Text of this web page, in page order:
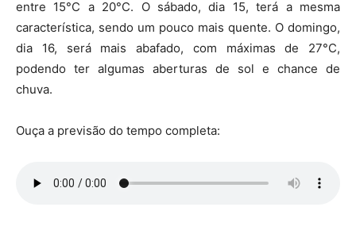
entre 15°C a 20°C. O sábado, dia 15, terá a mesma
característica, sendo um pouco mais quente. O domingo,
dia 16, será mais abafado, com máximas de 27°C,
podendo ter algumas aberturas de sol e chance de
chuva.
Ouça a previsão do tempo completa: